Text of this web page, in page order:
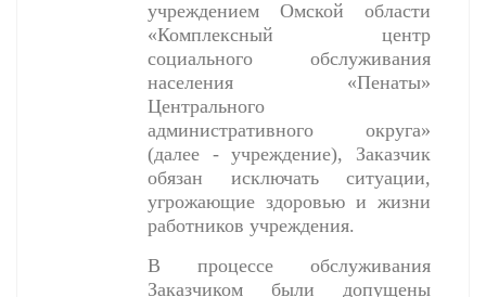
учреждением Омской области
«Комплексный центр
социального обслуживания
населения «Пенаты»
Центрального
административного округа»
(далее - учреждение), Заказчик
обязан исключать ситуации,
угрожающие здоровью и жизни
работников учреждения.
В процессе обслуживания
Заказчиком были допущены